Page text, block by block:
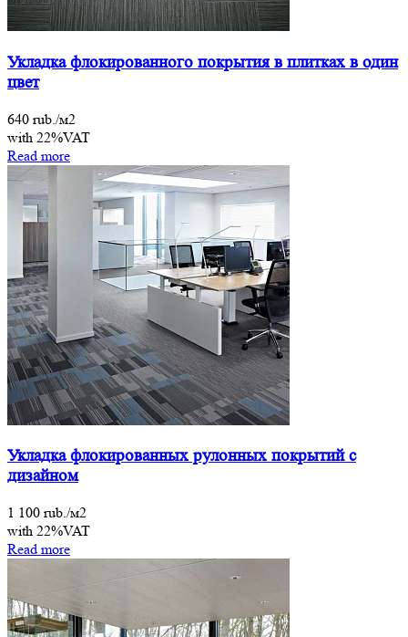
Укладка флокированного покрытия в плитках в один
цвет
640 rub./м2
with 22%VAT
Read more
Укладка флокированных рулонных покрытий с
дизайном
1 100 rub./м2
with 22%VAT
Read more